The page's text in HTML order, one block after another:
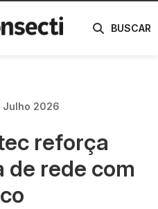
BUSCAR
Julho 2026
reforça
rede com